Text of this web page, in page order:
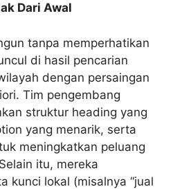
Dari Awal
tanpa memperhatikan
di hasil pencarian
dengan persaingan
Tim pengembang
struktur heading yang
yang menarik, serta
meningkatkan peluang
itu, mereka
kunci lokal (misalnya “jual